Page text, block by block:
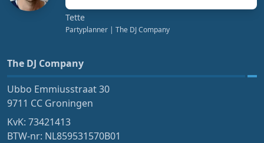
Tette
Partyplanner | The DJ Company
The DJ Company
Ubbo Emmiusstraat 30
9711 CC Groningen
KvK: 73421413
BTW-nr: NL859531570B01